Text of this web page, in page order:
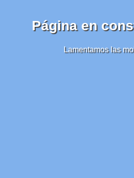
Página en
Lamentamos las